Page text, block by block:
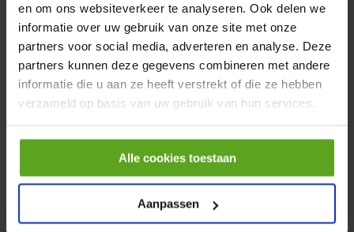
en om ons websiteverkeer te analyseren. Ook delen we
informatie over uw gebruik van onze site met onze
partners voor social media, adverteren en analyse. Deze
partners kunnen deze gegevens combineren met andere
informatie die u aan ze heeft verstrekt of die ze hebben
verzameld op basis van uw gebruik van hun services.
Alle cookies toestaan
Aanpassen
− +
Controleer voorraad
Vergelijken
Cilinder NSLS 200
Artikelnummer:
Merknaam:Betex